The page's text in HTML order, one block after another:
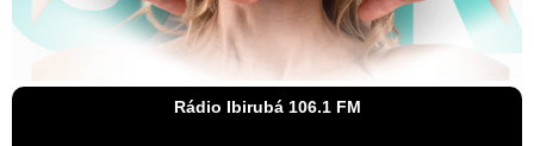
Rádio Ibirubá 106.1 FM